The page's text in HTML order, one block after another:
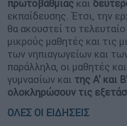
πρωτοβάθμιας και
εκπαίδευσης. Έτσι, την
θα ακουστεί το
μικρούς μαθητές και τις
των νηπιαγωγείων και
παράλληλα, οι μαθητές
γυμνασίων και της Α' και
ολοκληρώσουν τις
ΟΛΕΣ ΟΙ ΕΙΔΗΣΕΙΣ